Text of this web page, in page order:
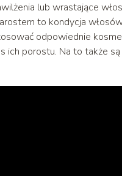
lub wrastające
to kondycja
odpowiednie
ich porostu. Na to także są